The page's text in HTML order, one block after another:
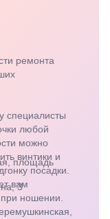
ремонта
специалисты
любой
можно
винтики и
посадки.
вам
ношении.
площадь
3